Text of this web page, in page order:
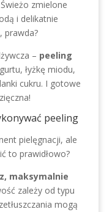
zmielone
i delikatnie
prawda?
– peeling
łyżkę miodu,
cukru. I gotowe
peeling
pielęgnacji, ale
to prawidłowo?
maksymalnie
zależy od typu
mogą